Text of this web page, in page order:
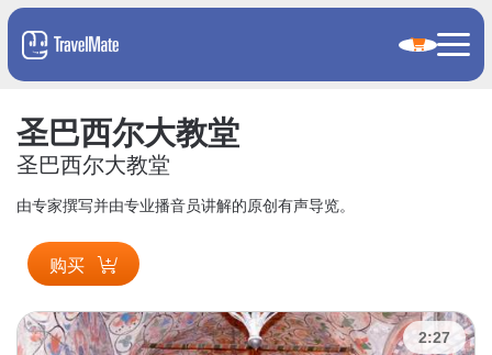
圣巴西尔大教堂
圣巴西尔大教堂
由专家撰写并由专业播音员讲解的原创有声导览。
购买
2:27